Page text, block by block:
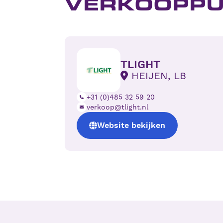
TLIGHT
HEIJEN, LB
+31 (0)485 32 59 20
verkoop@tlight.nl
Website bekijken